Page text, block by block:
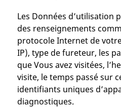
Les Données d’utilisation
des renseignements
protocole Internet de
IP), type de fureteur, les
que Vous avez visitées,
visite, le temps passé sur
identifiants uniques
diagnostiques.